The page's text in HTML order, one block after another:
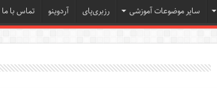
سایر موضوعات آموزشی رزبری‌پای آردوینو تماس با ما